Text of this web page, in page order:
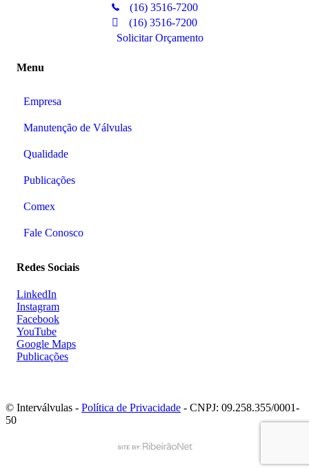
(16) 3516-7200
(16) 3516-7200
Solicitar Orçamento
Menu
Empresa
Manutenção de Válvulas
Qualidade
Publicações
Comex
Fale Conosco
Redes Sociais
LinkedIn
Instagram
Facebook
YouTube
Google Maps
Publicações
© Interválvulas - Política de Privacidade - CNPJ: 09.258.355/0001-
50